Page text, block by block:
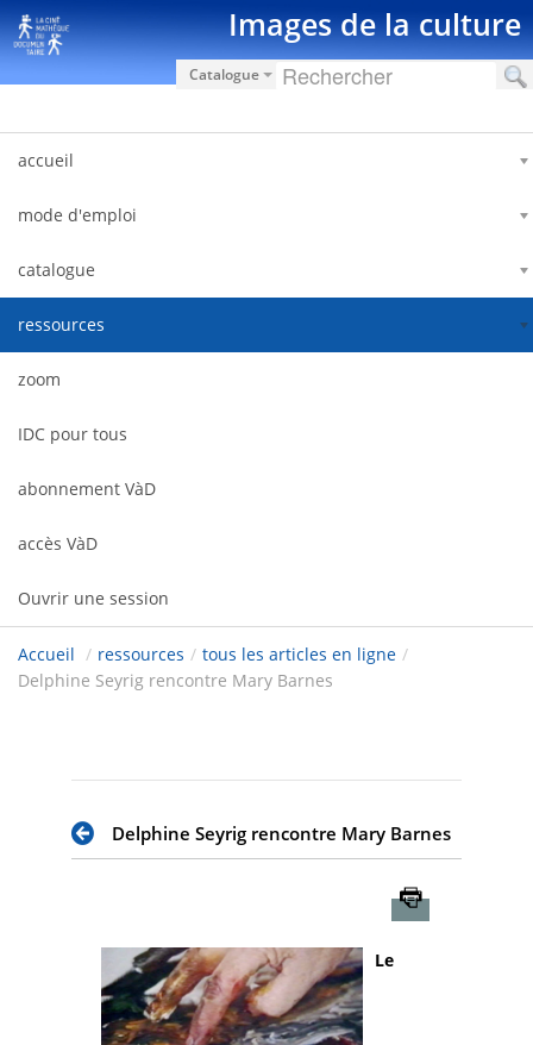
Saut au contenu Images de la culture
Catalogue
accueil
mode d'emploi
catalogue
ressources
zoom
IDC pour tous
abonnement VàD
accès VàD
Ouvrir une session
Accueil / ressources / tous les articles en ligne /
Delphine Seyrig rencontre Mary Barnes
Delphine Seyrig rencontre Mary Barnes
Le